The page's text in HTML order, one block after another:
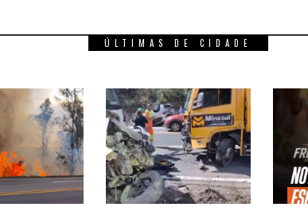
ÚLTIMAS DE CIDADE